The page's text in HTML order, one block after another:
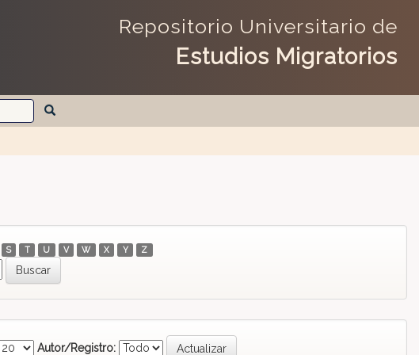
Repositorio Universitario de
Estudios Migratorios
S T U V W X Y Z
Autor/Registro: